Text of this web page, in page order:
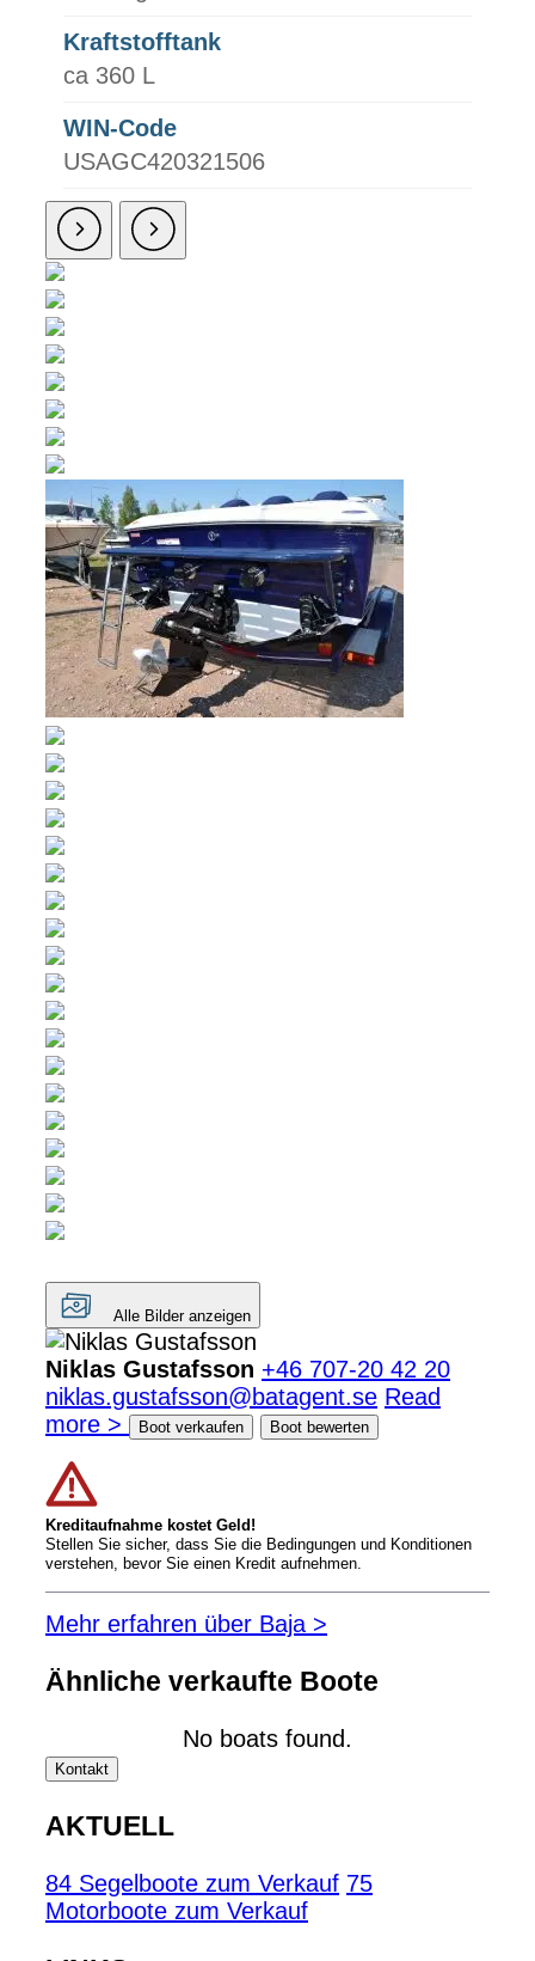
Kraftstofftank
ca 360 L
WIN-Code
USAGC420321506
Alle Bilder anzeigen
Niklas Gustafsson +46 707-20 42 20
niklas.gustafsson@batagent.se Read
more >
Boot verkaufen Boot bewerten
Kreditaufnahme kostet Geld!
Stellen Sie sicher, dass Sie die Bedingungen und Konditionen
verstehen, bevor Sie einen Kredit aufnehmen.
Mehr erfahren über Baja >
Ähnliche verkaufte Boote
No boats found.
Kontakt
AKTUELL
84 Segelboote zum Verkauf 75
Motorboote zum Verkauf